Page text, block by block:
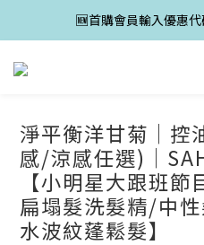
🆕首購會員輸入優惠
淨平衡洋甘菊│控
感/涼感任選
【小明星大跟班
扁塌髮洗髮精/中
水波紋蓬鬆髮】